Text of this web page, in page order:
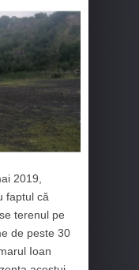
2019,
faptul că
terenul pe
de peste 30
Ioan